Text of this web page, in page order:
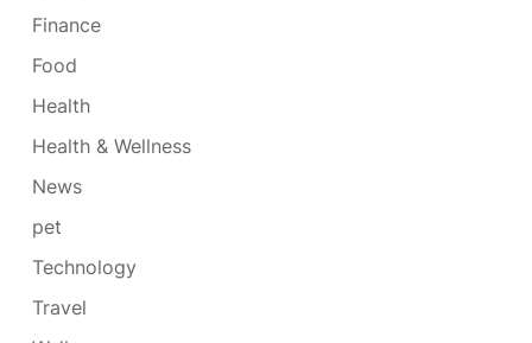
Finance
Food
Health
Health & Wellness
News
pet
Technology
Travel